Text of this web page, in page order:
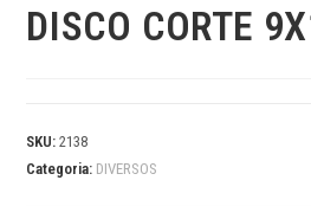
DISCO CORTE
SKU:2138
Categoria: DIVERSOS